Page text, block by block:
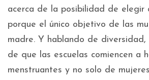
acerca de la posibilidad de elegir
porque el único objetivo de las
madre. Y hablando de diversidad,
de que las escuelas comiencen a
menstruantes y no solo de